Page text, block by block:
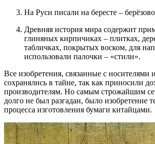
На Руси писали на бересте –
Древняя история мира содержит
глиняных кирпичиках – плитках,
табличках, покрытых воском, для
использовали палочки – «стили».
Все изобретения, связанные с носителями
сохранялись в тайне, так как приносили
производителям. Но самым строжайшим
долго не был разгадан, было изобретение
процесса изготовления бумаги китайцами.